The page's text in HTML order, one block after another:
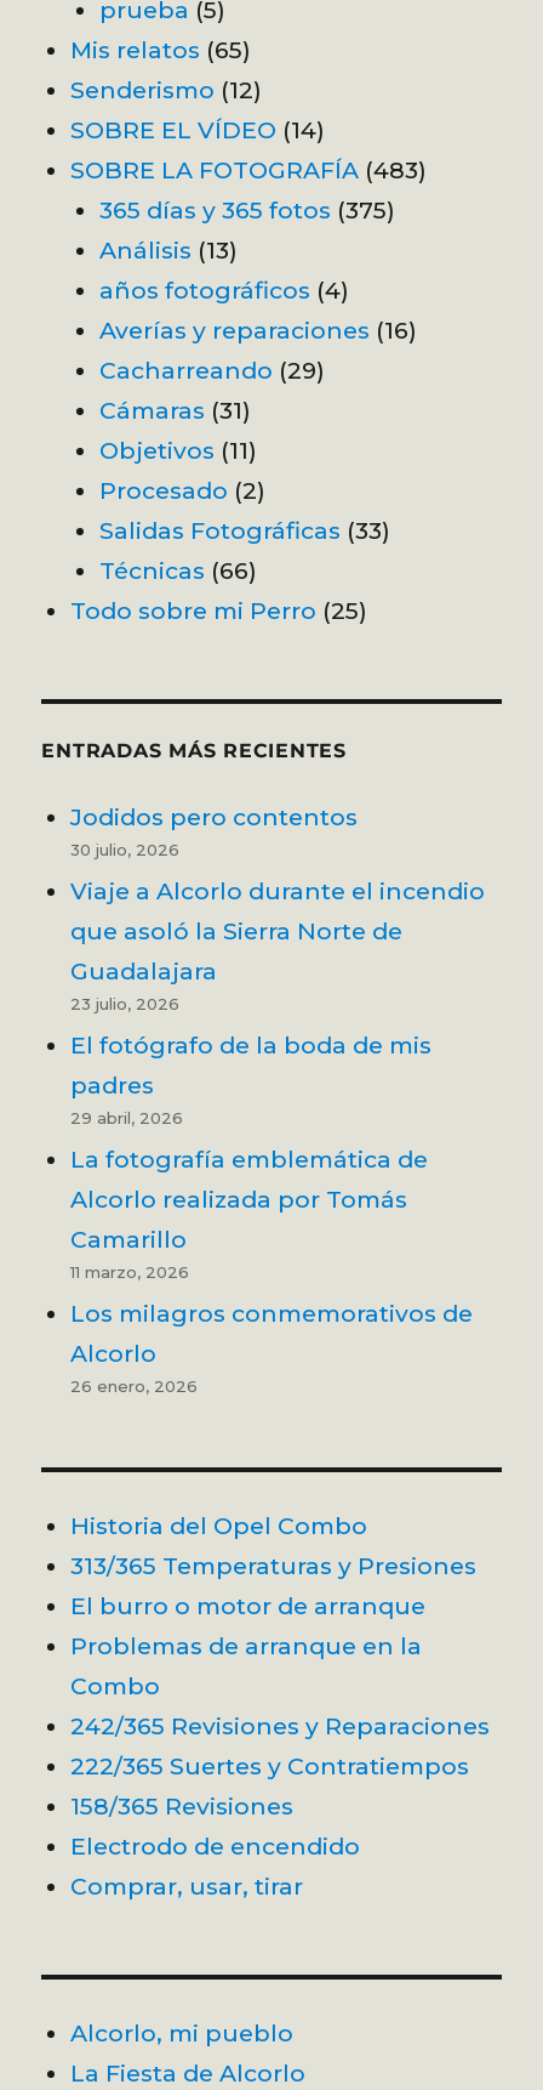
prueba (5)
Mis relatos (65)
Senderismo (12)
SOBRE EL VÍDEO (14)
SOBRE LA FOTOGRAFÍA (483)
365 días y 365 fotos (375)
Análisis (13)
años fotográficos (4)
Averías y reparaciones (16)
Cacharreando (29)
Cámaras (31)
Objetivos (11)
Procesado (2)
Salidas Fotográficas (33)
Técnicas (66)
Todo sobre mi Perro (25)
ENTRADAS MÁS RECIENTES
Jodidos pero contentos
30 julio, 2026
Viaje a Alcorlo durante el incendio
que asoló la Sierra Norte de
Guadalajara
23 julio, 2026
El fotógrafo de la boda de mis
padres
29 abril, 2026
La fotografía emblemática de
Alcorlo realizada por Tomás
Camarillo
11 marzo, 2026
Los milagros conmemorativos de
Alcorlo
26 enero, 2026
Historia del Opel Combo
313/365 Temperaturas y Presiones
El burro o motor de arranque
Problemas de arranque en la
Combo
242/365 Revisiones y Reparaciones
222/365 Suertes y Contratiempos
158/365 Revisiones
Electrodo de encendido
Comprar, usar, tirar
Alcorlo, mi pueblo
La Fiesta de Alcorlo